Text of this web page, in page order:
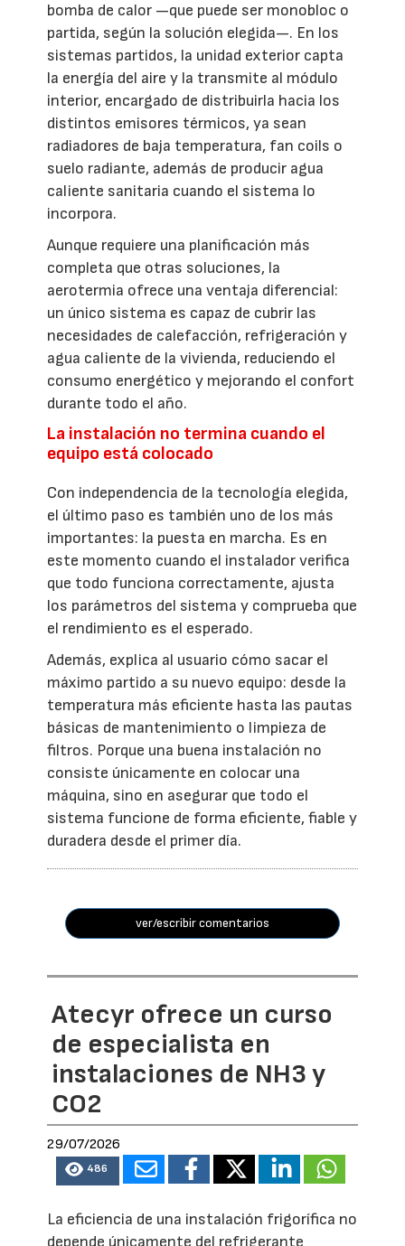
bomba de calor —que puede ser monobloc o
partida, según la solución elegida—. En los
sistemas partidos, la unidad exterior capta
la energía del aire y la transmite al módulo
interior, encargado de distribuirla hacia los
distintos emisores térmicos, ya sean
radiadores de baja temperatura, fan coils o
suelo radiante, además de producir agua
caliente sanitaria cuando el sistema lo
incorpora.
Aunque requiere una planificación más
completa que otras soluciones, la
aerotermia ofrece una ventaja diferencial:
un único sistema es capaz de cubrir las
necesidades de calefacción, refrigeración y
agua caliente de la vivienda, reduciendo el
consumo energético y mejorando el confort
durante todo el año.
La instalación no termina cuando el
equipo está colocado
Con independencia de la tecnología elegida,
el último paso es también uno de los más
importantes: la puesta en marcha. Es en
este momento cuando el instalador verifica
que todo funciona correctamente, ajusta
los parámetros del sistema y comprueba que
el rendimiento es el esperado.
Además, explica al usuario cómo sacar el
máximo partido a su nuevo equipo: desde la
temperatura más eficiente hasta las pautas
básicas de mantenimiento o limpieza de
filtros. Porque una buena instalación no
consiste únicamente en colocar una
máquina, sino en asegurar que todo el
sistema funcione de forma eficiente, fiable y
duradera desde el primer día.
ver/escribir comentarios
Atecyr ofrece un curso
de especialista en
instalaciones de NH3 y
CO2
29/07/2026
486
La eficiencia de una instalación frigorífica no
depende únicamente del refrigerante